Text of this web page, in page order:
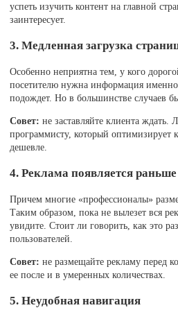
успеть изучить контент на главной
заинтересует.
3. Медленная загрузка
Особенно неприятна тем, у кого
посетителю нужна информация
подождет. Но в большинстве случаев
Совет: не заставляйте клиента ждать.
программисту, который оптимизирует
дешевле.
4. Реклама появляется
Причем многие «профессионалы»
Таким образом, пока не вылезет вся
увидите. Стоит ли говорить, как это
пользователей.
Совет: не размещайте рекламу перед
ее после и в умеренных количествах.
5. Неудобная навигация